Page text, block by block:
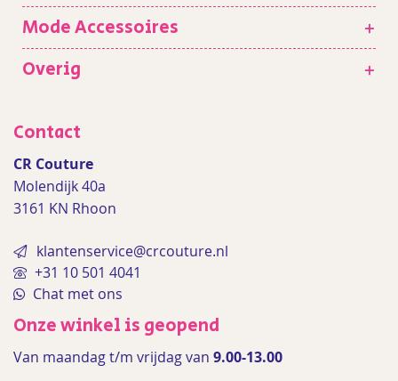
Mode Accessoires
+
Overig
+
Contact
CR Couture
Molendijk 40a
3161 KN Rhoon
klantenservice@crcouture.nl
+31 10 501 4041
Chat met ons
Onze winkel is geopend
Van maandag t/m vrijdag van 9.00-13.00